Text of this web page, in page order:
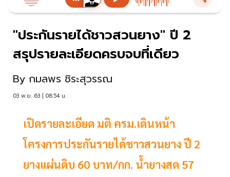
"ประกันรายได้ชาวสวนยาง" ปี 2
สรุปรายละเอียดครบจบที่เดียว
By กมลพร ชิระสุวรรณ
03 พ.ย. 63 | 08:54 น.
เปิดรายละเอียด มติ ครม.เดินหน้า
โครงการประกันรายได้ชาวสวนยาง ปี 2
ยางแผ่นดิบ 60 บาท/กก. น้ำยางสด 57